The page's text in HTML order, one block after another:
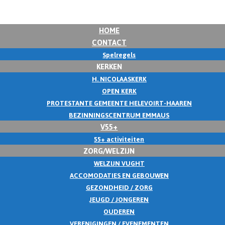
HOME
CONTACT
Spelregels
KERKEN
H. NICOLAASKERK
OPEN KERK
PROTESTANTE GEMEENTE HELEVOIRT-HAAREN
BEZINNINGSCENTRUM EMMAUS
V55+
55+ activiteiten
ZORG/WELZIJN
WELZIJN VUGHT
ACCOMODATIES EN GEBOUWEN
GEZONDHEID / ZORG
JEUGD / JONGEREN
OUDEREN